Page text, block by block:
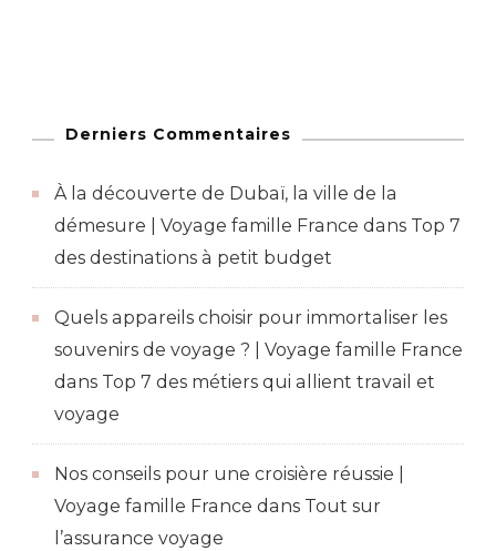
Derniers Commentaires
À la découverte de Dubaï, la ville de la
démesure | Voyage famille France dans Top 7
des destinations à petit budget
Quels appareils choisir pour immortaliser les
souvenirs de voyage ? | Voyage famille France
dans Top 7 des métiers qui allient travail et
voyage
Nos conseils pour une croisière réussie |
Voyage famille France dans Tout sur
l’assurance voyage